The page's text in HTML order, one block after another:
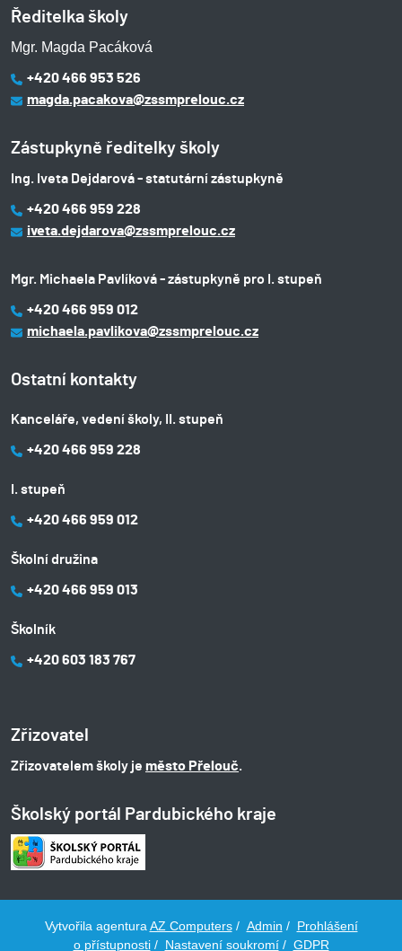
Ředitelka školy
Mgr. Magda Pacáková
+420 466 953 526
magda.pacakova@zssmprelouc.cz
Zástupkyně ředitelky školy
Ing. Iveta Dejdarová - statutární zástupkyně
+420 466 959 228
iveta.dejdarova@zssmprelouc.cz
Mgr. Michaela Pavlíková - zástupkyně pro I. stupeň
+420 466 959 012
michaela.pavlikova@zssmprelouc.cz
Ostatní kontakty
Kanceláře, vedení školy, II. stupeň
+420 466 959 228
I. stupeň
+420 466 959 012
Školní družina
+420 466 959 013
Školník
+420 603 183 767
Zřizovatel
Zřizovatelem školy je město Přelouč.
Školský portál Pardubického kraje
Vytvořila agenturaAZ Computers/ Admin / Prohlášení
o přístupnosti/ Nastavení soukromí/ GDPR